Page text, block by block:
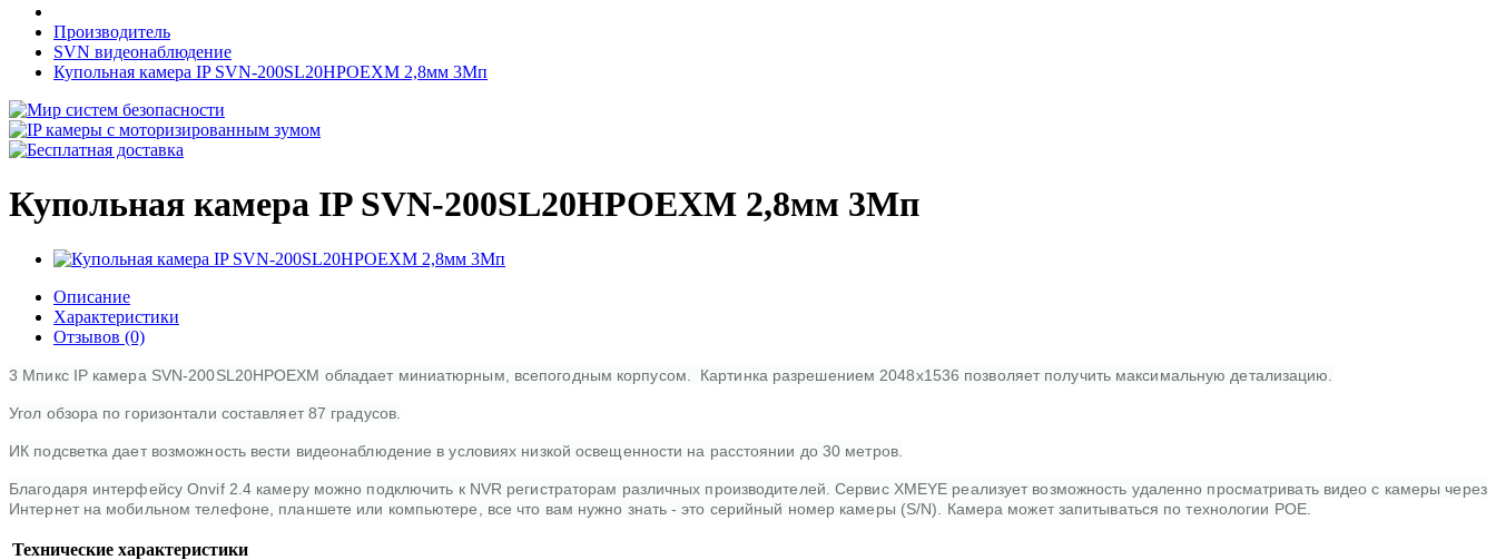
Производитель
SVN видеонаблюдение
Купольная камера IP SVN-200SL20HPOEXM 2,8мм 3Мп
Купольная камера IP SVN-200SL20HPOEXM 2,8мм 3Мп
Описание
Характеристики
Отзывов (0)
3 Мпикс IP камера SVN-200SL20HPOEXM обладает миниатюрным, всепогодным корпусом. Картинка разрешением 2048х1536 позволяет получить максимальную детализацию.
Угол обзора по горизонтали составляет 87 градусов.
ИК подсветка дает возможность вести видеонаблюдение в условиях низкой освещенности на расстоянии до 30 метров.
Благодаря интерфейсу Onvif 2.4 камеру можно подключить к NVR регистраторам различных производителей. Сервис XMEYE реализует возможность удаленно просматривать видео с камеры через
Интернет на мобильном телефоне, планшете или компьютере, все что вам нужно знать - это серийный номер камеры (S/N). Камера может запитываться по технологии POE.
Технические характеристики